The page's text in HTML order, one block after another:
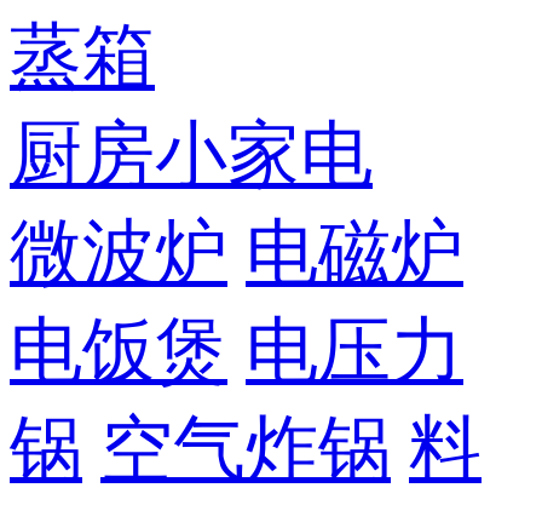
蒸箱
厨房小家电
微波炉 电磁炉
电饭煲 电压力
锅 空气炸锅 料